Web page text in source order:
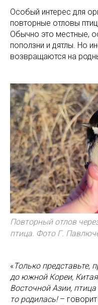
Особый интерес для
повторные отловы
Обычно это местные,
поползни и дятлы. Но
возвращаются на
Повторный отлов
птица. Фото Г.
«Только представьте,
до южной Кореи,
Восточной Азии,
то родилась! –